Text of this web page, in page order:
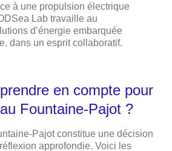
à une propulsion électrique
Lab travaille au
d’énergie embarquée
dans un esprit collaboratif.
en compte pour
Fountaine-Pajot ?
Pajot constitue une décision
approfondie. Voici les